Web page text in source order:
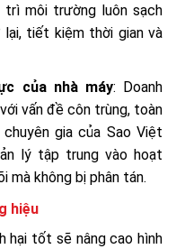
trì môi trường luôn sạch
tiết kiệm thời gian và
của nhà máy: Doanh
vấn đề côn trùng, toàn
gia của Sao Việt
lý tập trung vào hoạt
mà không bị phân tán.
hiệu
hại tốt sẽ nâng cao hình